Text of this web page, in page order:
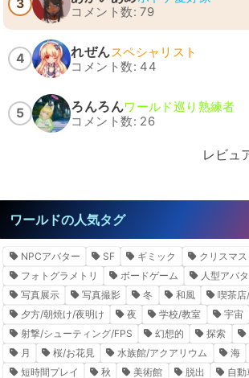
3
コメント数: 79
4 れぜんスペシャリスト
コメント数: 44
5 ろんろんワールド巡り熟練者
コメント数: 26
レビュ
ワールドの人気タグ
NPCアバター SF ギミック クリスマス
フォトグラメトリ
ボードゲーム 人型アバ
写真展示
写真撮影 冬 和風 喫茶店
夕方/朝焼け/夜明け
夜 学校/教室
宇宙
射撃/シューティング/FPS
幻想的 探索
月
桜/お花見 水族館/アクアリウム 海
短時間プレイ
秋 美術館 脱出 自動